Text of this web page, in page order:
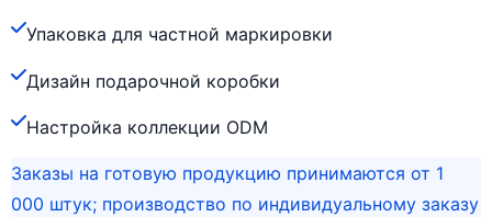
Упаковка для частной маркировки
Дизайн подарочной коробки
Настройка коллекции ODM
Заказы на готовую продукцию принимаются от 1
000 штук; производство по индивидуальному заказу